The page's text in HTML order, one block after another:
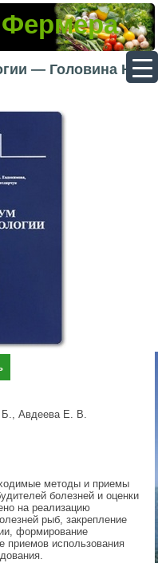
— Головина Н.
Б., Авдеева Е. В.
методы и приемы
болезней и оценки
на реализацию
рыб, закрепление
формирование
приемов использования